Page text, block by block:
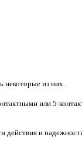
из них.
или 5-
и